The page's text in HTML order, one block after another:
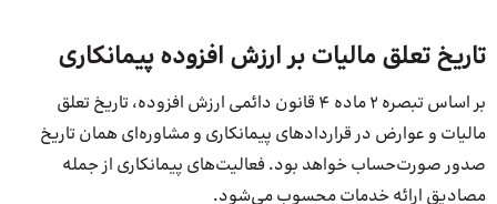
تاریخ تعلق مالیات بر ارزش افزوده پیمانکاری
بر اساس تبصره ۲ ماده ۴ قانون دائمی ارزش افزوده، تاریخ تعلق
مالیات و عوارض در قراردادهای پیمانکاری و مشاوره‌ای همان تاریخ
صدور صورت‌حساب خواهد بود. فعالیت‌های پیمانکاری از جمله
مصادیق ارائه خدمات محسوب می‌شود.